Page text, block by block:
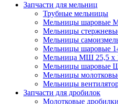
Запчасти для мельниц
Трубные мельницы
Мельницы
Мельницы
Мельницы
Мельницы шаровые
Мельница МШ 25,5 х
Мельницы
Мельницы
Мельницы
Запчасти для дробилок
Молотковые дробилки